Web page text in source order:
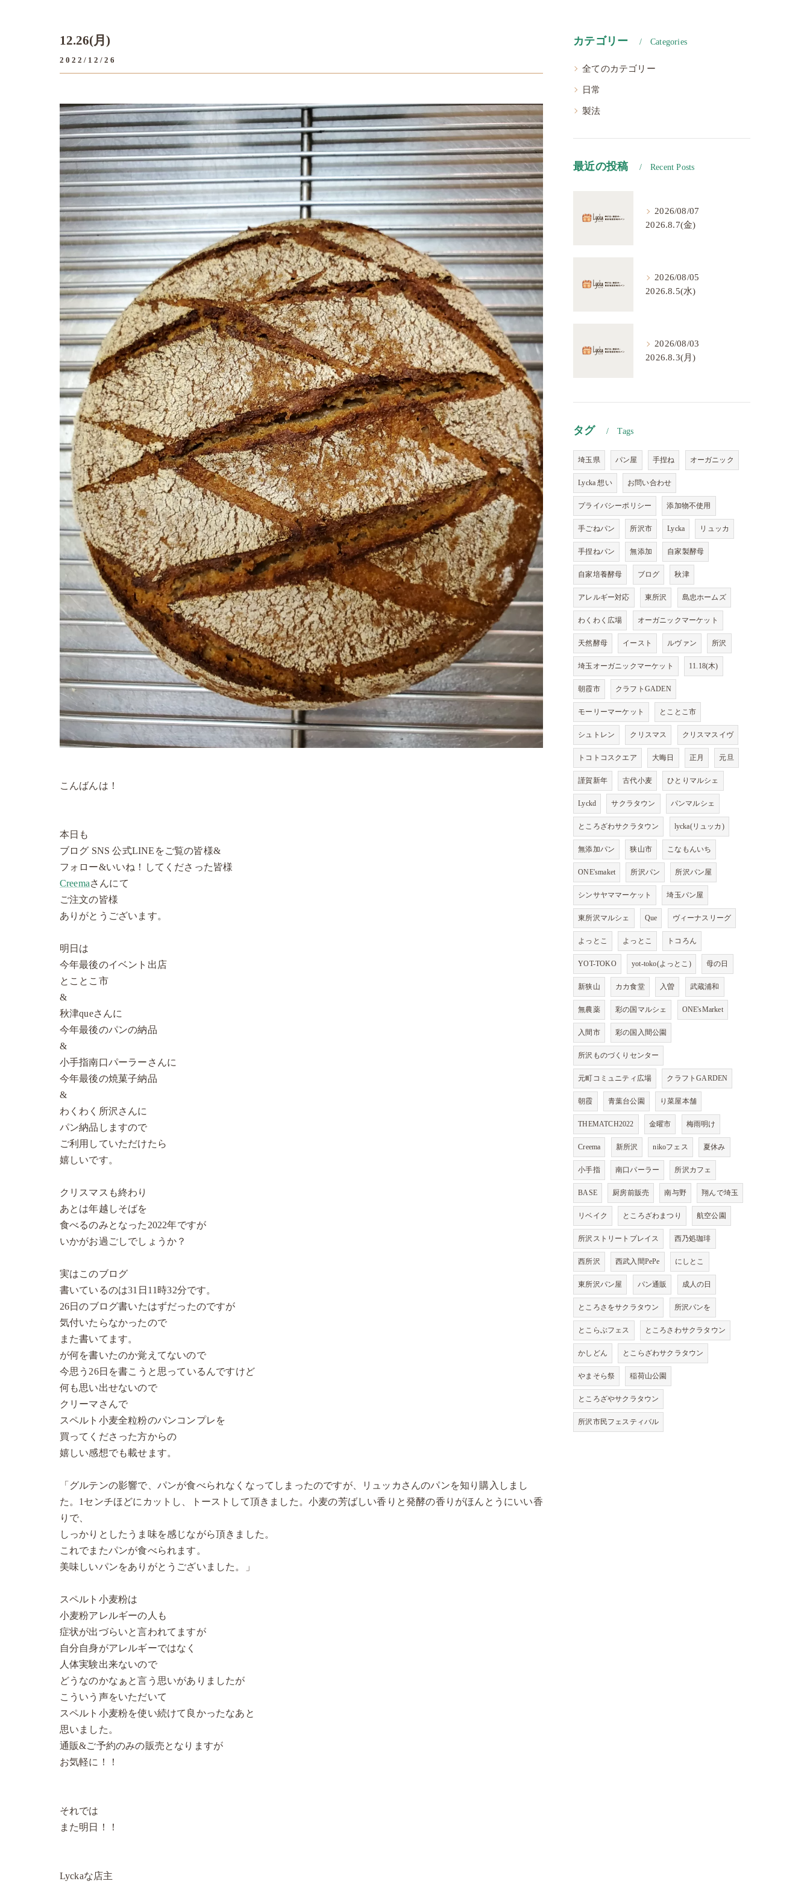
12.26(月)
2022/12/26
こんばんは！
本日も
ブログ SNS 公式LINEをご覧の皆様&
フォロー&いいね！してくださった皆様
Creemaさんにて
ご注文の皆様
ありがとうございます。
明日は
今年最後のイベント出店
とことこ市
&
秋津queさんに
今年最後のパンの納品
&
小手指南口パーラーさんに
今年最後の焼菓子納品
&
わくわく所沢さんに
パン納品しますので
ご利用していただけたら
嬉しいです。
クリスマスも終わり
あとは年越しそばを
食べるのみとなった2022年ですが
いかがお過ごしでしょうか？
実はこのブログ
書いているのは31日11時32分です。
26日のブログ書いたはずだったのですが
気付いたらなかったので
また書いてます。
が何を書いたのか覚えてないので
今思う26日を書こうと思っているんですけど
何も思い出せないので
クリーマさんで
スペルト小麦全粒粉のパンコンプレを
買ってくださった方からの
嬉しい感想でも載せます。
「グルテンの影響で、パンが食べられなくなってしまったのですが、リュッカさんのパンを知り購入しまし
た。1センチほどにカットし、トーストして頂きました。小麦の芳ばしい香りと発酵の香りがほんとうにいい香
りで、
しっかりとしたうま味を感じながら頂きました。
これでまたパンが食べられます。
美味しいパンをありがとうございました。」
スペルト小麦粉は
小麦粉アレルギーの人も
症状が出づらいと言われてますが
自分自身がアレルギーではなく
人体実験出来ないので
どうなのかなぁと言う思いがありましたが
こういう声をいただいて
スペルト小麦粉を使い続けて良かったなあと
思いました。
通販&ご予約のみの販売となりますが
お気軽に！！
それでは
また明日！！
Lyckaな店主
カテゴリー Categories
全てのカテゴリー
日常
製法
最近の投稿 Recent Posts
2026/08/07
2026.8.7(金)
2026/08/05
2026.8.5(水)
2026/08/03
2026.8.3(月)
タグ Tags
埼玉県 パン屋 手捏ね オーガニック
Lycka 想い お問い合わせ
プライバシーポリシー 添加物不使用
手ごねパン 所沢市 Lycka リュッカ
手捏ねパン 無添加 自家製酵母
自家培養酵母 ブログ 秋津
アレルギー対応 東所沢 島忠ホームズ
わくわく広場 オーガニックマーケット
天然酵母 イースト ルヴァン 所沢
埼玉オーガニックマーケット 11.18(木)
朝霞市 クラフトGADEN
モーリーマーケット とことこ市
シュトレン クリスマス クリスマスイヴ
トコトコスクエア 大晦日 正月 元旦
謹賀新年 古代小麦 ひとりマルシェ
Lyckd サクラタウン パンマルシェ
ところざわサクラタウン lycka(リュッカ)
無添加パン 狭山市 こなもんいち
ONE'smaket 所沢パン 所沢パン屋
シンサヤママーケット 埼玉パン屋
東所沢マルシェ Que ヴィーナスリーグ
よっとこ よっとこ トコろん
YOT-TOKO yot-toko(よっとこ) 母の日
新狭山 カカ食堂 入曽 武蔵浦和
無農薬 彩の国マルシェ ONE'sMarket
入間市 彩の国入間公園
所沢ものづくりセンター
元町コミュニティ広場 クラフトGARDEN
朝霞 青葉台公園 り菜屋本舗
THEMATCH2022 金曜市 梅雨明け
Creema 新所沢 nikoフェス 夏休み
小手指 南口パーラー 所沢カフェ
BASE 厨房前販売 南与野 翔んで埼玉
リベイク ところざわまつり 航空公園
所沢ストリートプレイス 西乃処珈琲
西所沢 西武入間PePe にしとこ
東所沢パン屋 パン通販 成人の日
ところさをサクラタウン 所沢パンを
とこらぶフェス ところさわサクラタウン
かしどん とこらざわサクラタウン
やまそら祭 稲荷山公園
ところざやサクラタウン
所沢市民フェスティバル